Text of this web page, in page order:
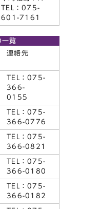
TEL：075-
601-7161
一覧
連絡先
TEL：075-
366-
0155
TEL：075-
366-0776
TEL：075-
366-0821
TEL：075-
366-0180
TEL：075-
366-0182